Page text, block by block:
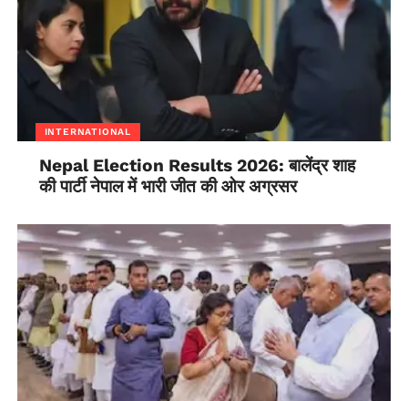
INTERNATIONAL
Nepal Election Results 2026: बालेंद्र शाह
की पार्टी नेपाल में भारी जीत की ओर अग्रसर